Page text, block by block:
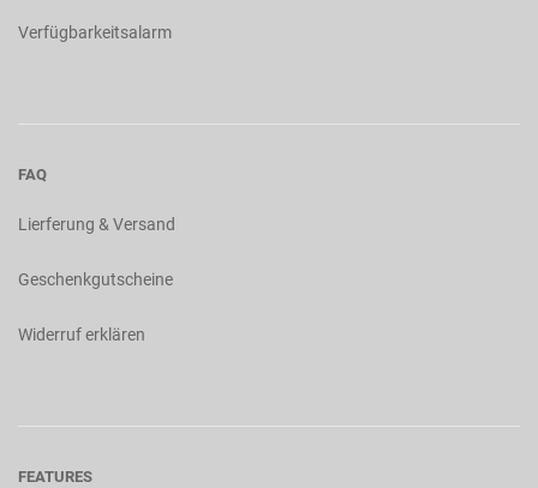
Verfügbarkeitsalarm
FAQ
Lierferung & Versand
Geschenkgutscheine
Widerruf erklären
FEATURES